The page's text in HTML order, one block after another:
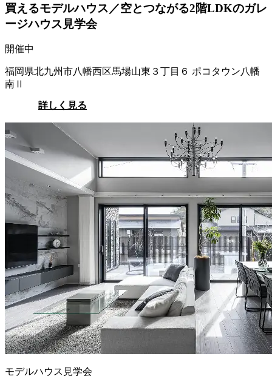
買えるモデルハウス／空とつながる2階LDKのガレ
ージハウス見学会
開催中
福岡県北九州市八幡西区馬場山東３丁目６ ポコタウン八幡
南Ⅱ
詳しく見る
モデルハウス見学会